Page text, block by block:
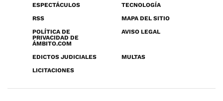
ESPECTÁCULOS
TECNOLOGÍA
RSS
MAPA DEL SITIO
POLÍTICA DE
PRIVACIDAD DE
ÁMBITO.COM
AVISO LEGAL
EDICTOS JUDICIALES
MULTAS
LICITACIONES